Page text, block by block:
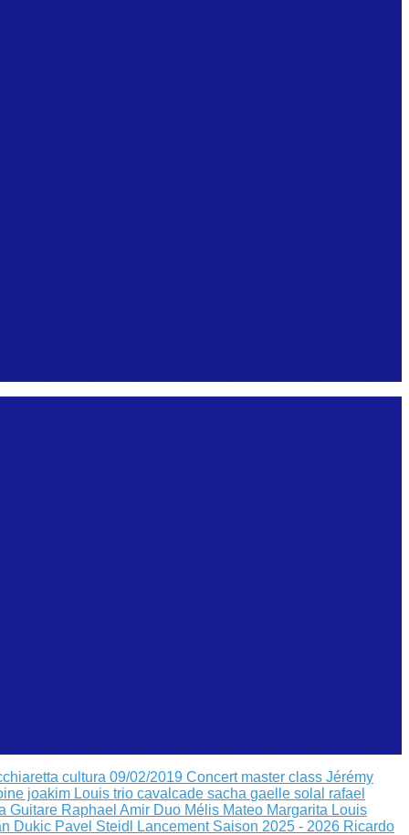
cultura 09/02/2019 Concert master class Jérémy
joakim Louis trio cavalcade sacha gaelle solal rafael
Guitare Raphael Amir Duo Mélis Mateo Margarita Louis
Dukic Pavel Steidl Lancement Saison 2025 - 2026 Ricardo